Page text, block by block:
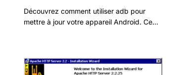
Découvrez comment utiliser adb pour
mettre à jour votre appareil Android. Ce